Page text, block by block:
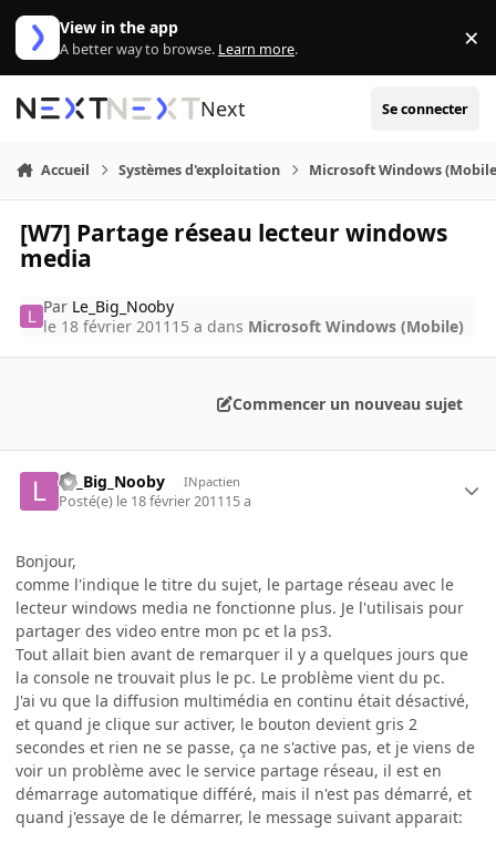
Aller au contenu
View in the app
A better way to browse. Learn more. ×
Next Se connecter
Accueil Systèmes d'exploitation Microsoft Windows
[W7] Partage réseau lecteur windows
media
Par Le_Big_Nooby
le 18 février 2011 15 a dans Microsoft Windows (Mobile)
Commencer un nouveau sujet
Le_Big_Nooby INpactien
Posté(e) le 18 février 201115 a
Bonjour,
comme l'indique le titre du sujet, le partage réseau avec le
lecteur windows media ne fonctionne plus. Je l'utilisais pour
partager des video entre mon pc et la ps3.
Tout allait bien avant de remarquer il y a quelques jours que
la console ne trouvait plus le pc. Le problème vient du pc.
J'ai vu que la diffusion multimédia en continu était désactivé,
et quand je clique sur activer, le bouton devient gris 2
secondes et rien ne se passe, ça ne s'active pas, et je viens de
voir un problème avec le service partage réseau, il est en
démarrage automatique différé, mais il n'est pas démarré, et
quand j'essaye de le démarrer, le message suivant apparait: